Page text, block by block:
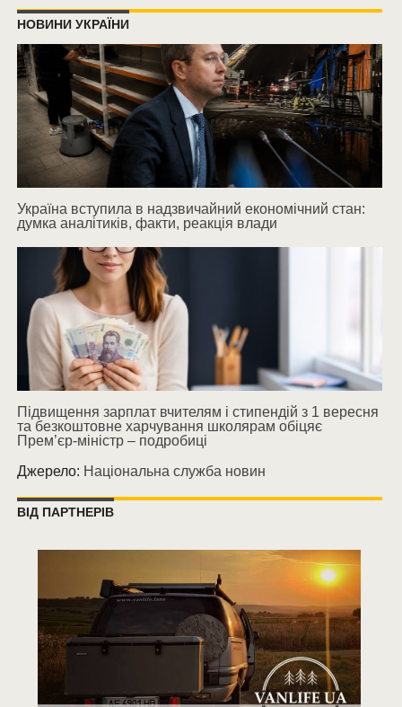
НОВИНИ УКРАЇНИ
Україна вступила в надзвичайний економічний стан:
думка аналітиків, факти, реакція влади
Підвищення зарплат вчителям і стипендій з 1 вересня
та безкоштовне харчування школярам обіцяє
Прем’єр-міністр – подробиці
Джерело: Національна служба новин
ВІД ПАРТНЕРІВ